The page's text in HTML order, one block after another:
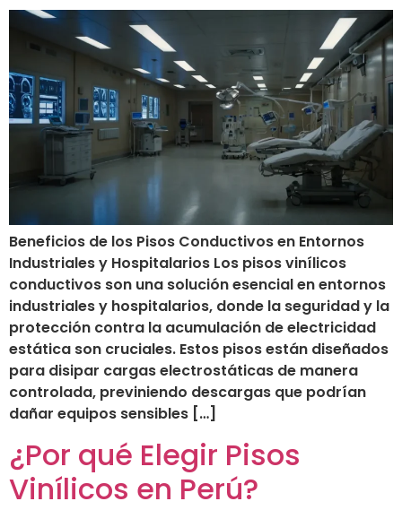
Beneficios de los Pisos Conductivos en Entornos
Industriales y Hospitalarios Los pisos vinílicos
conductivos son una solución esencial en entornos
industriales y hospitalarios, donde la seguridad y la
protección contra la acumulación de electricidad
estática son cruciales. Estos pisos están diseñados
para disipar cargas electrostáticas de manera
controlada, previniendo descargas que podrían
dañar equipos sensibles […]
¿Por qué Elegir Pisos
Vinílicos en Perú?